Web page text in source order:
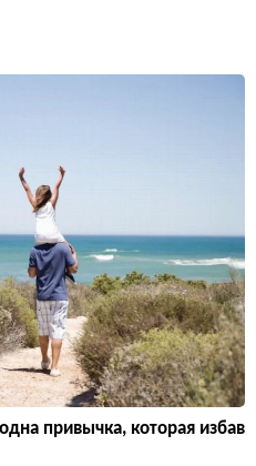
привычка, которая избав